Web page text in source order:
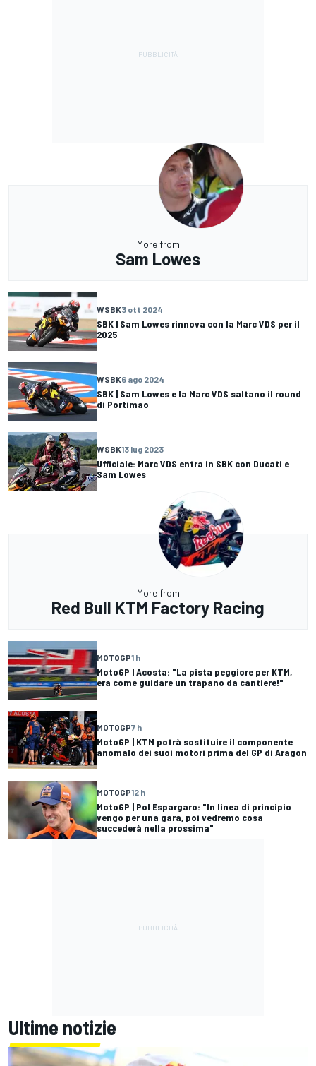
More from
Sam Lowes
WSBK3 ott 2024
SBK | Sam Lowes rinnova con la Marc VDS per il
2025
WSBK6 ago 2024
SBK | Sam Lowes e la Marc VDS saltano il round
di Portimao
WSBK13 lug 2023
Ufficiale: Marc VDS entra in SBK con Ducati e
Sam Lowes
More from
Red Bull KTM Factory Racing
MOTOGP1 h
MotoGP | Acosta: "La pista peggiore per KTM,
era come guidare un trapano da cantiere!"
MOTOGP7 h
MotoGP | KTM potrà sostituire il componente
anomalo dei suoi motori prima del GP di Aragon
MOTOGP12 h
MotoGP | Pol Espargaro: "In linea di principio
vengo per una gara, poi vedremo cosa
succederà nella prossima"
Ultime notizie